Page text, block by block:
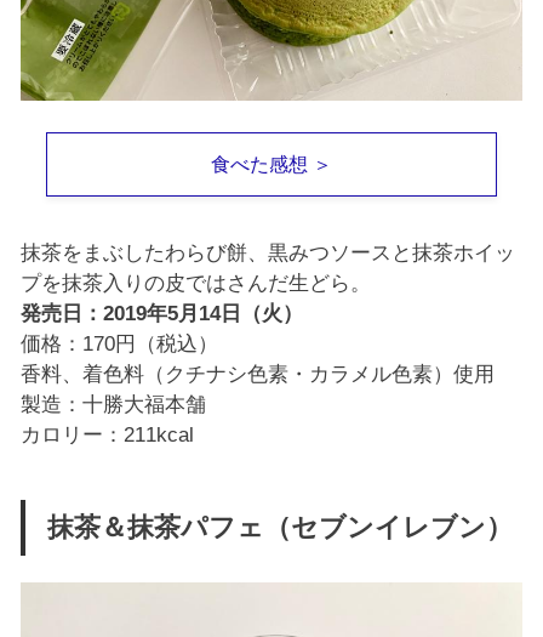
食べた感想 ＞
抹茶をまぶしたわらび餅、黒みつソースと抹茶ホイッ
プを抹茶入りの皮ではさんだ生どら。
発売日：2019年5月14日（火）
価格：170円（税込）
香料、着色料（クチナシ色素・カラメル色素）使用
製造：十勝大福本舗
カロリー：211kcal
抹茶＆抹茶パフェ（セブンイレブン）